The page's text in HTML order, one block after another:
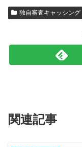
独自審査キャッシング
関連記事